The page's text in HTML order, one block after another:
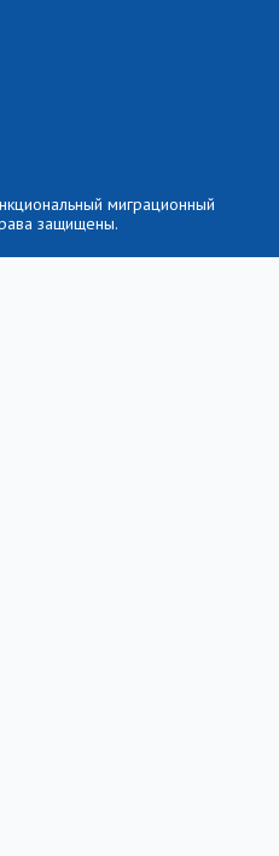
миграционный
защищены.